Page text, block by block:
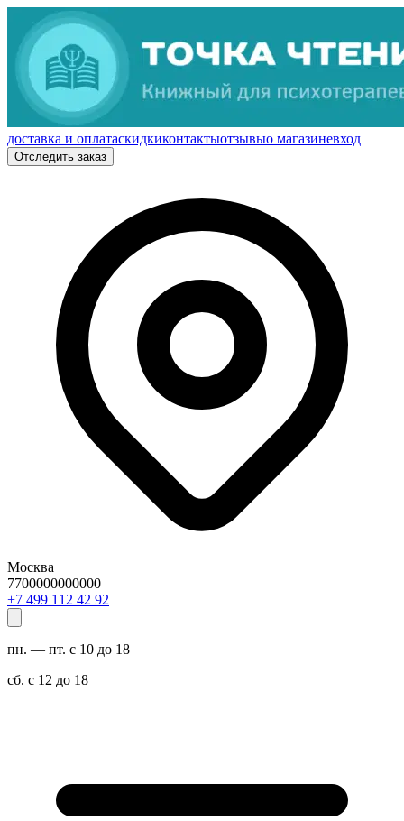
доставка и оплатаскидкиконтактыотзывыо магазиневход
Отследить заказ
Москва
7700000000000
29 24 211 994 7+
пн. — пт. с 10 до 18
сб. с 12 до 18